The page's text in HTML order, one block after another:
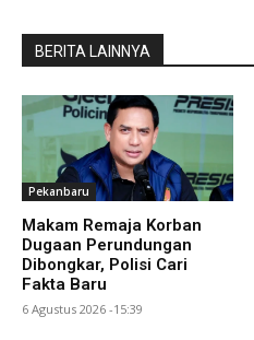
BERITA LAINNYA
Pekanbaru
Makam Remaja Korban
Dugaan Perundungan
Dibongkar, Polisi Cari
Fakta Baru
6 Agustus 2026 -15:39